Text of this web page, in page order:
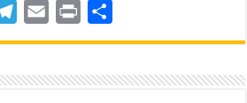
Telegram
Email Print